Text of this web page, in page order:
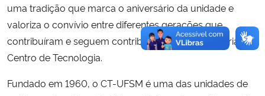
uma tradição que marca o aniversário da unidade e
valoriza o convívio entre diferentes gerações que
contribuíram e seguem contribuindo para a trajetória do
Centro de Tecnologia.
Fundado em 1960, o CT-UFSM é uma das unidades de